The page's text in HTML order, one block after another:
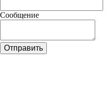
Сообщение